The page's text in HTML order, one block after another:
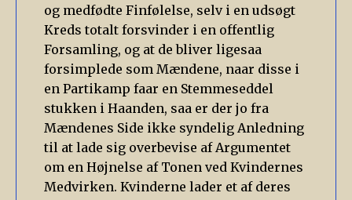
og medfødte Finfølelse, selv i en udsøgt
Kreds totalt forsvinder i en offentlig
Forsamling, og at de bliver ligesaa
forsimplede som Mændene, naar disse i
en Partikamp faar en Stemmeseddel
stukken i Haanden, saa er der jo fra
Mændenes Side ikke syndelig Anledning
til at lade sig overbevise af Argumentet
om en Højnelse af Tonen ved Kvindernes
Medvirken. Kvinderne lader et af deres